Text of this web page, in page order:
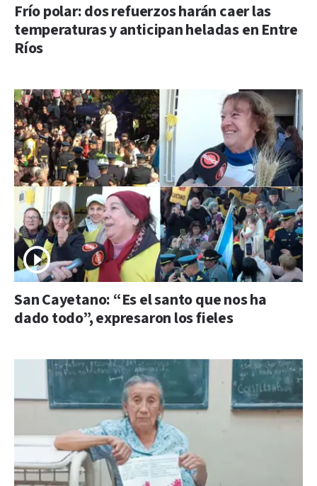
Frío polar: dos refuerzos harán caer las
temperaturas y anticipan heladas en Entre
Ríos
San Cayetano: “Es el santo que nos ha
dado todo”, expresaron los fieles